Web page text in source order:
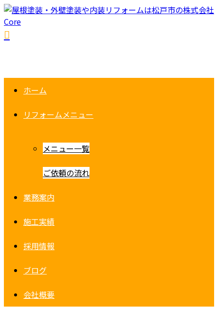
ホーム
リフォームメニュー
メニュー一覧
ご依頼の流れ
業務案内
施工実績
採用情報
ブログ
会社概要